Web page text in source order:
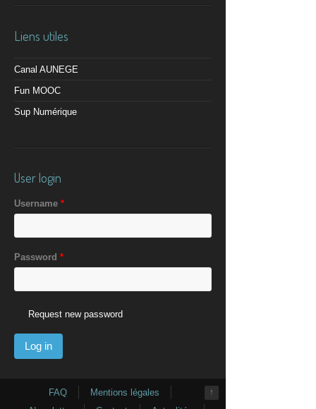
Liens utiles
Canal AUNEGE
Fun MOOC
Sup Numérique
User login
Username *
Password *
Request new password
↑
FAQ
Mentions légales